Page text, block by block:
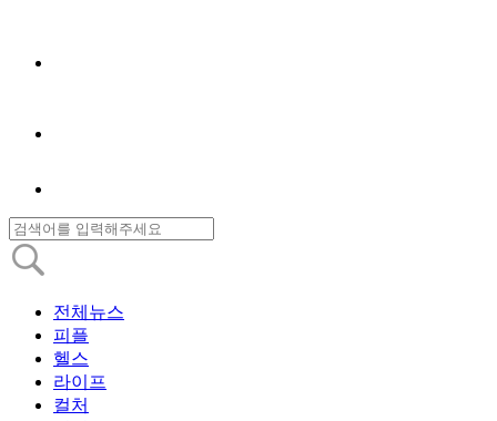
전체뉴스
피플
헬스
라이프
컬처